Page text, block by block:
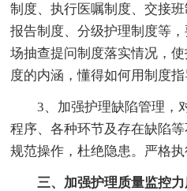
制度、执行医嘱制度、交接
报告制度、分级护理制度等
场抽查提问制度落实情况，
度的内涵，懂得如何用制度指
3、加强护理缺陷管理，
程序、各种环节及存在缺陷
规范操作，杜绝隐患。严格执
三、加强护理质量监控